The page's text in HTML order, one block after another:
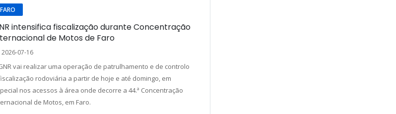
FARO
intensifica fiscalização durante Concentração
de Motos de Faro
2026-07-16
vai realizar uma operação de patrulhamento e de controlo
rodoviária a partir de hoje e até domingo, em
nos acessos à área onde decorre a 44.ª Concentração
de Motos, em Faro.